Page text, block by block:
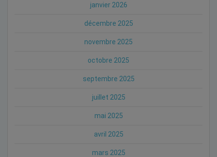
janvier 2026
décembre 2025
novembre 2025
octobre 2025
septembre 2025
juillet 2025
mai 2025
avril 2025
mars 2025